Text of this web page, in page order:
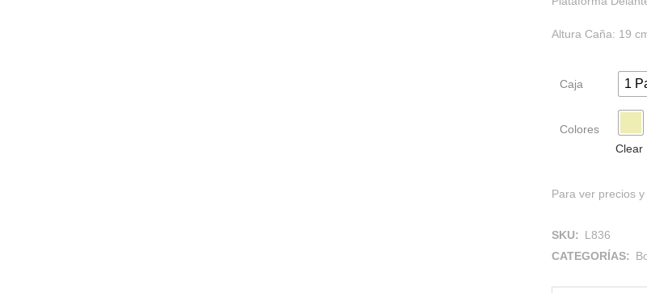
Altura Caña: 19
Caja 1
Colores
Clear
Para ver precios
SKU: L836
CATEGORÍAS: